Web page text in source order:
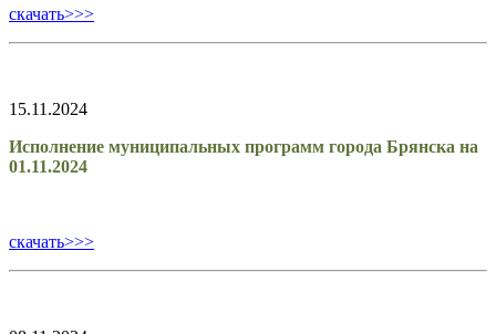
скачать>>>
15.11.2024
Исполнение муниципальных программ города Брянска на
01.11.2024
скачать>>>